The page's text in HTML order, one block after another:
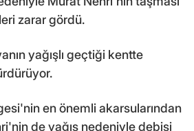
zarar gördü.
yağışlı geçtiği kentte
en önemli akarsularından
de yağış nedeniyle debisi